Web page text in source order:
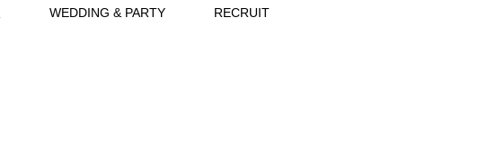
WEDDING & PARTY RECRUIT